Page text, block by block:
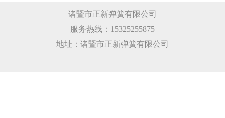
诸暨市正新弹簧有限公司
服务热线：15325255875
地址：诸暨市正新弹簧有限公司